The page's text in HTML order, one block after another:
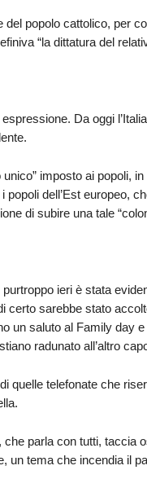
popolo cattolico, per
“la dittatura del
Da oggi
imposto ai popoli,
dell’Est europeo,
di subire una tale
ieri è stata
certo sarebbe stato
un saluto al Family day e
radunato all’altro
quelle telefonate che
parla con tutti, taccia
un tema che incendia il